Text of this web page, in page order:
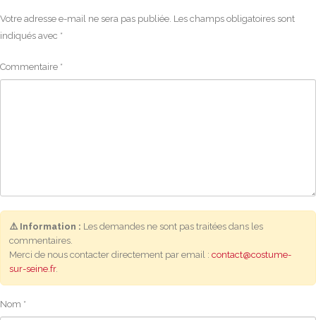
Votre adresse e-mail ne sera pas publiée. Les champs obligatoires sont
indiqués avec *
Commentaire *
⚠️ Information : Les demandes ne sont pas traitées dans les
commentaires.
Merci de nous contacter directement par email : contact@costume-
sur-seine.fr.
Nom *